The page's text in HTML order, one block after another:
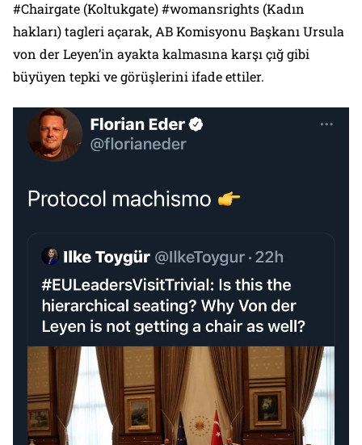
#Chairgate (Koltukgate) #womansrights (Kadın
hakları) tagleri açarak, AB Komisyonu Başkanı Ursula
von der Leyen’in ayakta kalmasına karşı çığ gibi
büyüyen tepki ve görüşlerini ifade ettiler.